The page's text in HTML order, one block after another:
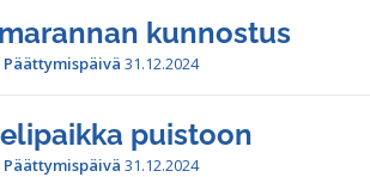
kunnostus
Päättymispäivä 31.12.2024
puistoon
Päättymispäivä 31.12.2024